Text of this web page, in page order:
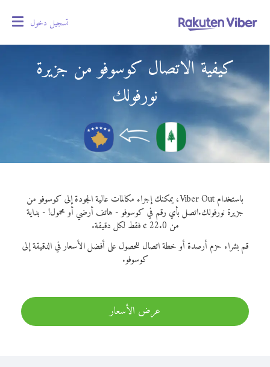
تسجيل دخول
كيفية الاتصال كوسوفو من جزيرة
نورفولك
باستخدام Viber Out، يمكنك إجراء مكالمات عالية الجودة إلى كوسوفو من
جزيرة نورفولك.اتصل بأي رقم في كوسوفو - هاتف أرضي أو محمول! - بداية
من 22.0 ¢ فقط لكل دقيقة.
قم بشراء حزم أرصدة أو خطة اتصال للحصول على أفضل الأسعار في الدقيقة إلى
كوسوفو.
عرض الأسعار